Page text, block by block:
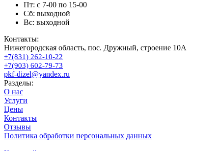
Пт: с 7-00 по 15-00
Сб: выходной
Вс: выходной
Контакты:
Нижегородская область, пос. Дружный, строение 10А
+7(831) 262-10-22
+7(903) 602-79-73
pkf-dizel@yandex.ru
Разделы:
О нас
Услуги
Цены
Контакты
Отзывы
Политика обработки персональных данных